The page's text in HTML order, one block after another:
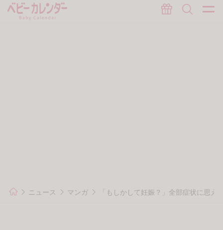
ニュース マンガ 「もしかして妊娠？」全部症状に思